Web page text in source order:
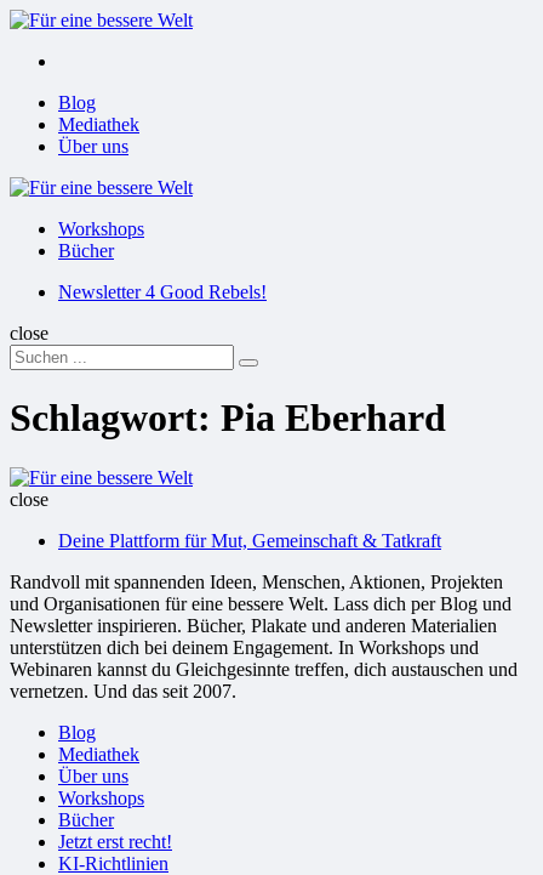
Menu
Menu
Blog
Mediathek
Über uns
Für
Workshops
Bücher
SuchenNewsletter 4 Good Rebels!
close
Search
for:
Suchen
Schlagwort: Pia Eberhard
Für
Welt
close
Deine Plattform für Mut, Gemeinschaft & Tatkraft
Randvoll mit spannenden Ideen, Menschen, Aktionen, Projekten
und Organisationen für eine bessere Welt. Lass dich per Blog und
Newsletter inspirieren. Bücher, Plakate und anderen Materialien
unterstützen dich bei deinem Engagement. In Workshops und
Webinaren kannst du Gleichgesinnte treffen, dich austauschen und
vernetzen. Und das seit 2007.
Blog
Mediathek
Über uns
Workshops
Bücher
Jetzt erst recht!
KI-Richtlinien